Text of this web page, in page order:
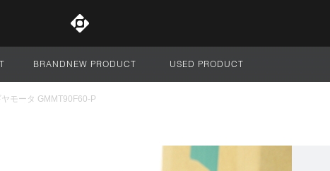
BRANDNEW PRODUCT USED PRODUCT
モータ GMMT90F60-P